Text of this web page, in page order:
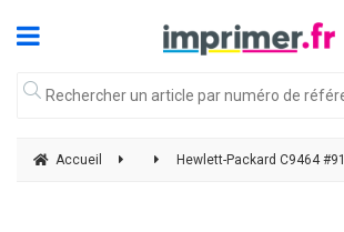
Accueil Hewlett-Packard C9464 #91